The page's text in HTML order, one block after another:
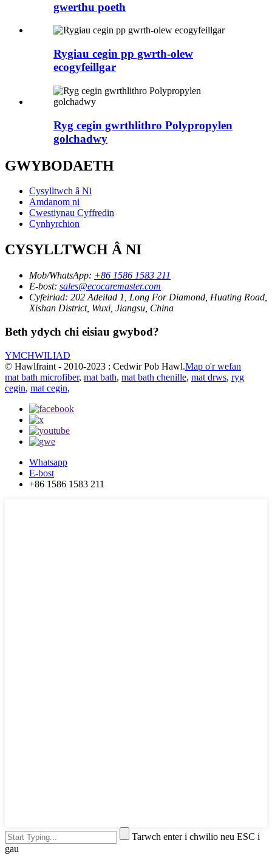
gwerthu poeth
Rygiau cegin pp gwrth-olew
ecogyfeillgar
Ryg cegin gwrthlithro Polypropylen
golchadwy
GWYBODAETH
Cysylltwch â Ni
Amdanom ni
Cwestiynau Cyffredin
Cynhyrchion
CYSYLLTWCH Â NI
Mob/WhatsApp: +86 1586 1583 211
E-bost: sales@ecocaremaster.com
Cyfeiriad: 202 Adeilad 1, Long For Diamond, Huating Road,
Xishan District, Wuxi, Jiangsu, China
Beth ydych chi eisiau gwybod?
YMCHWILIAD
© Hawlfraint - 2010-2023 : Cedwir Pob Hawl.Map o'r wefan
mat bath microfiber, mat bath, mat bath chenille, mat drws, ryg
cegin, mat cegin,
Whatsapp
E-bost
+86 1586 1583 211
Tarwch enter i chwilio neu ESC i
gau